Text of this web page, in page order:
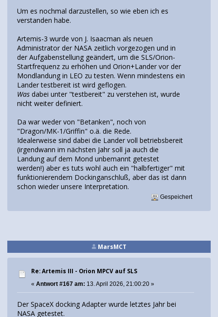
Um es nochmal darzustellen, so wie eben ich es
verstanden habe.
Artemis-3 wurde von J. Isaacman als neuen
Administrator der NASA zeitlich vorgezogen und in
der Aufgabenstellung geändert, um die SLS/Orion-
Startfrequenz zu erhöhen und Orion+Lander vor der
Mondlandung in LEO zu testen. Wenn mindestens ein
Lander testbereit ist wird geflogen.
Was dabei unter "testbereit" zu verstehen ist, wurde
nicht weiter definiert.
Da war weder von "Betanken", noch von
"Dragon/MK-1/Griffin" o.ä. die Rede.
Idealerweise sind dabei die Lander voll betriebsbereit
(irgendwann im nächsten Jahr soll ja auch die
Landung auf dem Mond unbemannt getestet
werden!) aber es tuts wohl auch ein "halbfertiger" mit
funktionierendem Dockinganschluß, aber das ist dann
schon wieder unsere Interpretation.
Gespeichert
MarsMCT
Re: Artemis III - Orion MPCV auf SLS
« Antwort #167 am: 13. April 2026, 21:00:20 »
Der SpaceX docking Adapter wurde letztes Jahr bei
NASA getestet.